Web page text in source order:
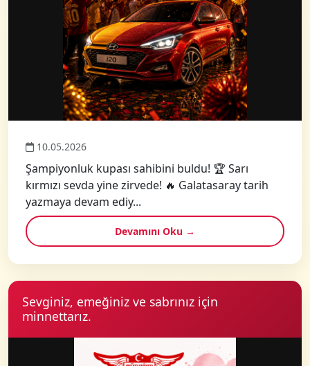
10.05.2026
Şampiyonluk kupası sahibini buldu! 🏆 Sarı
kırmızı sevda yine zirvede! 🔥 Galatasaray tarih
yazmaya devam ediy...
Devamını Oku →
Sevginiz, emeğiniz ve sabrınız için
minnettarız.